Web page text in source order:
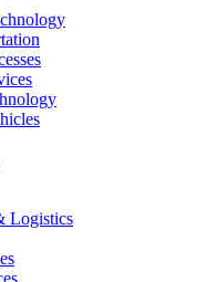
Logistics